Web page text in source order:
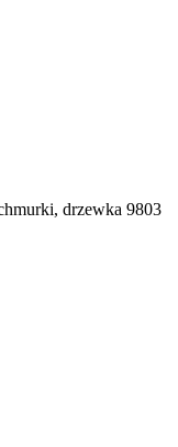
drzewka 9803